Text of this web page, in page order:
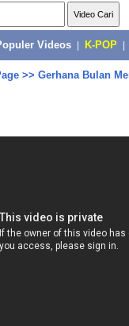
Videos K-POP
>> Gerhana Bulan